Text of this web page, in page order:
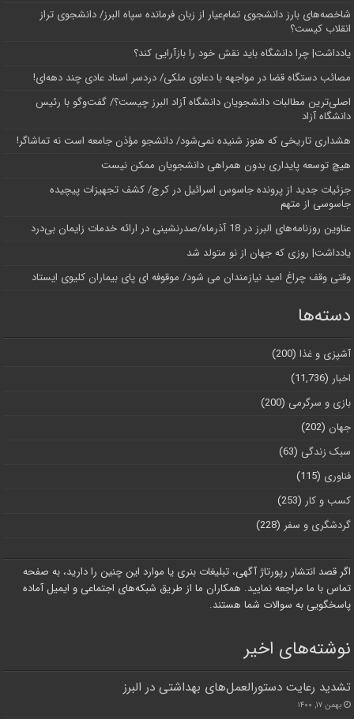
شاخصه‌های بارز دانشجوی تمام‌عیار از زبان فرمانده سپاه البرز/ دانشجوی تراز
انقلاب کیست؟
یادداشت| چرا دانشگاه باید نقش خود را بازآرایی کند؟
مصائب دستگاه قضا در مواجهه با دعاوی ملکی/ دردسر اسناد عادی چند‌ دهه‌ای!
اصلی‌ترین مطالبات دانشجویان دانشگاه آزاد البرز چیست؟/ گفت‌وگو با رئیس
دانشگاه آز‌اد
هشداری تاریخی که هنوز شنیده نمی‌شود/ دانشجو مؤذن جامعه است نه تماشاگر!
هیچ توسعه پایداری بدون همراهی دانشجویان ممکن نیست
جزئیات جدید از پرونده جاسوس اسرائیل در کرج/‌ کشف تجهیزات پیچیده
جاسوسی از متهم
عناوین روزنامه‌های البرز در ‌18 آذرماه/صدرنشینی در ارائه خدمات زایمان بی‌درد
یادداشت| روزی که جهان از نو متولد شد
وقتی وقف چراغ امید نیازمندان می شود/ موقوفه ای پای بیماران کلیوی ایستاد
دسته‌ها
آشپزی و غذا (200)
اخبار (11,736)
بازی و سرگرمی (200)
جهان (202)
سبک زندگی (63)
فناوری (115)
کسب و کار (253)
گردشگری و سفر (228)
اگر قصد انتشار رپورتاژ آگهی، تبلیغات بنری یا موارد این چنین را دارید، به صفحه
تماس با ما مراجعه نمایید. همکاران ما از طریق شبکه‌های اجتماعی و ایمیل آماده
پاسخگویی به سوالات شما هستند.
نوشته‌های اخیر
تشدید رعایت دستورالعمل‌های بهداشتی در البرز
بهمن ۱۷, ۱۴۰۰